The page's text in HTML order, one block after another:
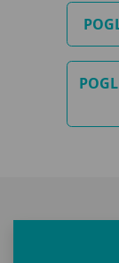
vlogo pri
najmlajše
svet hkrati
oči v oči ter